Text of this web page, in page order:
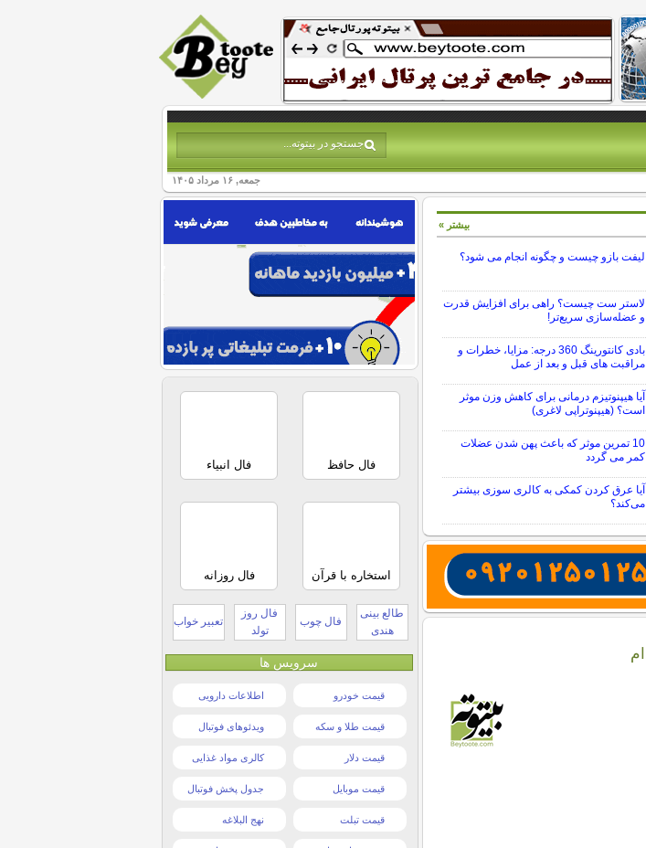
جمعه, ۱۶ مرداد ۱۴۰۵
لیفت بازو چیست و چگونه انجام می شود؟
لاستر ست چیست؟ راهی برای افزایش قدرت
و عضله‌سازی سریع‌تر!
بادی کانتورینگ 360 درجه: مزایا، خطرات و
مراقبت های قبل و بعد از عمل
آیا هیپنوتیزم درمانی برای کاهش وزن موثر
است؟ (هیپنوتراپی لاغری)
10 تمرین موثر که باعث پهن شدن عضلات
کمر می گردد
آیا عرق کردن کمکی به کالری سوزی بیشتر
می‌کند؟
بیشتر »
فال حافظ فال انبیاء
استخاره با قرآن فال روزانه
طالع بینی
هندی
فال چوب
فال روز
تولد
تعبیر خواب
سرویس ها
قیمت خودرو اطلاعات دارویی
قیمت طلا و سکه ویدئوهای فوتبال
قیمت دلار کالری مواد غذایی
قیمت موبایل جدول پخش فوتبال
قیمت تبلت نهج البلاغه